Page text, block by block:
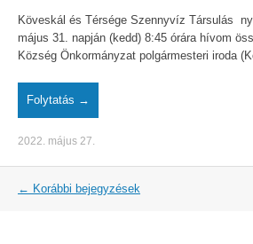
Köveskál és Térsége Szennyvíz Társulás
május 31. napján (kedd) 8:45 órára hívom
Község Önkormányzat polgármesteri iroda
Folytatás →
2022. május 27.
Post
← Korábbi bejegyzések